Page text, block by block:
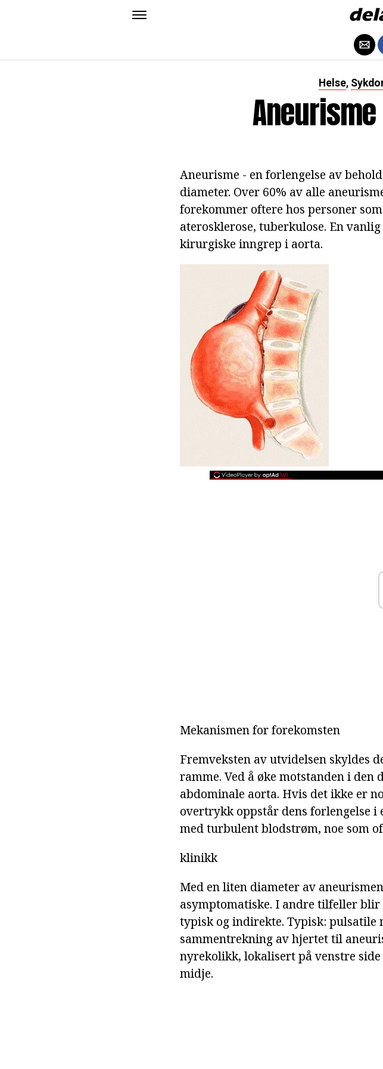
Helse,
Aneurisme
Aneurisme - en forlengelse av
diameter. Over 60% av alle
forekommer oftere hos personer
aterosklerose, tuberkulose. En
kirurgiske inngrep i aorta.
Mekanismen for forekomsten
Fremveksten av utvidelsen skyldes
ramme. Ved å øke motstanden i
abdominale aorta. Hvis det ikke er
overtrykk oppstår dens forlengelse i
med turbulent blodstrøm, noe som
klinikk
Med en liten diameter av
asymptomatiske. I andre tilfeller
typisk og indirekte. Typisk: pulsatile
sammentrekning av hjertet til
nyrekolikk, lokalisert på venstre
midje.